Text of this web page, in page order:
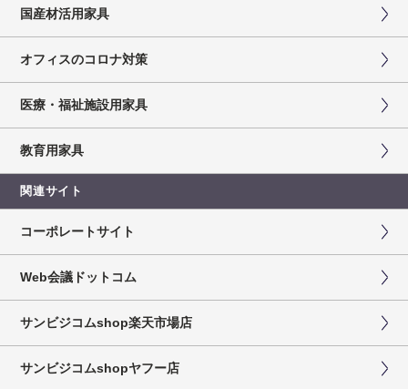
国産材活用家具
オフィスのコロナ対策
医療・福祉施設用家具
教育用家具
関連サイト
コーポレートサイト
Web会議ドットコム
サンビジコムshop楽天市場店
サンビジコムshopヤフー店